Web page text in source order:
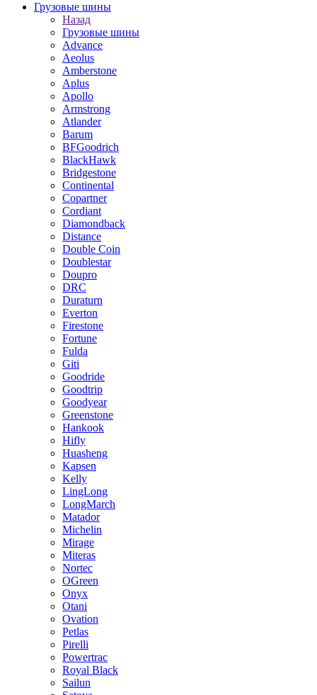
Грузовые шины
Назад
Грузовые шины
Advance
Aeolus
Amberstone
Aplus
Apollo
Armstrong
Atlander
Barum
BFGoodrich
BlackHawk
Bridgestone
Continental
Copartner
Cordiant
Diamondback
Distance
Double Coin
Doublestar
Doupro
DRC
Duraturn
Everton
Firestone
Fortune
Fulda
Giti
Goodride
Goodtrip
Goodyear
Greenstone
Hankook
Hifly
Huasheng
Kapsen
Kelly
LingLong
LongMarch
Matador
Michelin
Mirage
Miteras
Nortec
OGreen
Onyx
Otani
Ovation
Petlas
Pirelli
Powertrac
Royal Black
Sailun